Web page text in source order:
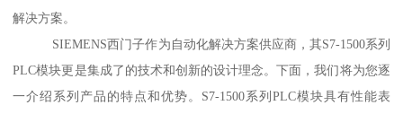
解决方案。
SIEMENS西门子作为自动化解决方案供应商，其S7-1500系列
PLC模块更是集成了的技术和创新的设计理念。下面，我们将为您逐
一介绍系列产品的特点和优势。S7-1500系列PLC模块具有性能表